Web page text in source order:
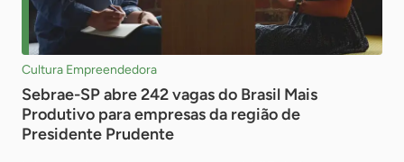
Cultura Empreendedora
Sebrae-SP abre 242 vagas do Brasil Mais
Produtivo para empresas da região de
Presidente Prudente